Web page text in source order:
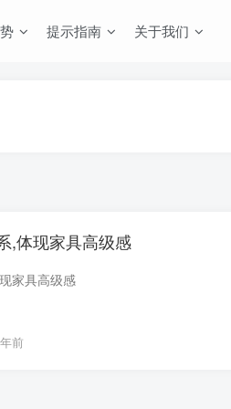
提示指南 关于我们
,体现家具高级感
家具高级感
前